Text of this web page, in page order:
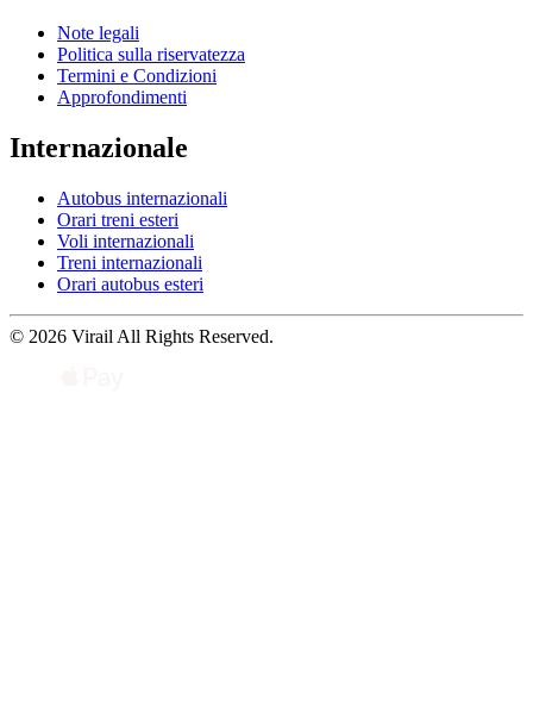
Note legali
Politica sulla riservatezza
Termini e Condizioni
Approfondimenti
Internazionale
Autobus internazionali
Orari treni esteri
Voli internazionali
Treni internazionali
Orari autobus esteri
© 2026 Virail All Rights Reserved.